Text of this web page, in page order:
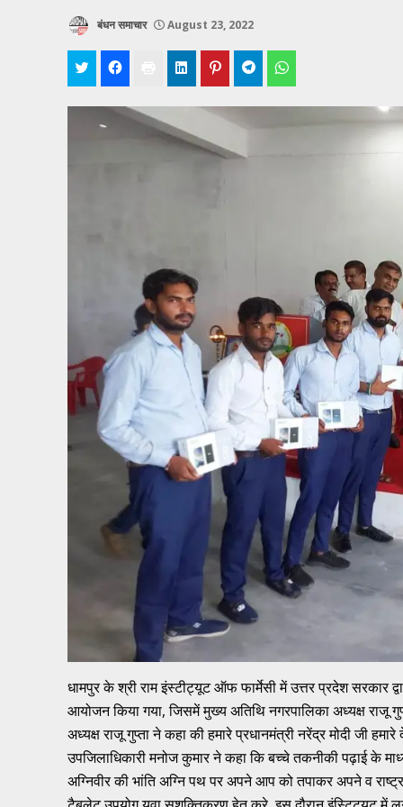
बंधन समाचार August 23, 2022
धामपुर के श्री राम इंस्टीट्यूट ऑफ फार्मेसी में उत्तर प्रदेश सरकार
आयोजन किया गया, जिसमें मुख्य अतिथि नगरपालिका अध्यक्ष राजू
अध्यक्ष राजू गुप्ता ने कहा की हमारे प्रधानमंत्री नरेंद्र मोदी जी
उपजिलाधिकारी मनोज कुमार ने कहा कि बच्चे तकनीकी पढ़ाई के
अग्निवीर की भांति अग्नि पथ पर अपने आप को तपाकर अपने व राष्ट्र